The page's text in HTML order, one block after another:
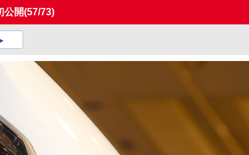
公開(57/73)